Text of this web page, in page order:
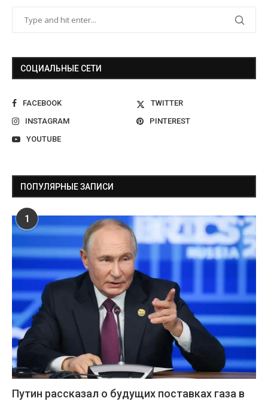
СОЦИАЛЬНЫЕ СЕТИ
FACEBOOK
TWITTER
INSTAGRAM
PINTEREST
YOUTUBE
ПОПУЛЯРНЫЕ ЗАПИСИ
1
Путин рассказал о будущих поставках газа в